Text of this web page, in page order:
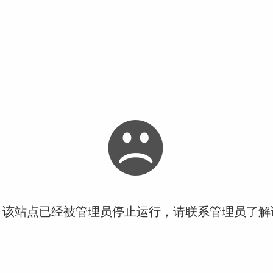
站点已经被管理员停止运行，请联系管理员了